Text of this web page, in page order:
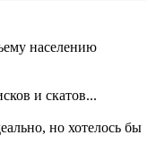
населению
и скатов...
но хотелось бы